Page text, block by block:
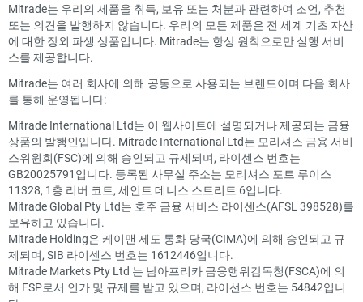
Mitrade는 우리의 제품을 취득, 보유 또는 처분과 관련하여 조언, 추천
또는 의견을 발행하지 않습니다. 우리의 모든 제품은 전 세계 기초 자산
에 대한 장외 파생 상품입니다. Mitrade는 항상 원칙으로만 실행 서비
스를 제공합니다.
Mitrade는 여러 회사에 의해 공동으로 사용되는 브랜드이며 다음 회사
를 통해 운영됩니다:
Mitrade International Ltd는 이 웹사이트에 설명되거나 제공되는 금융
상품의 발행인입니다. Mitrade International Ltd는 모리셔스 금융 서비
스위원회(FSC)에 의해 승인되고 규제되며, 라이센스 번호는
GB20025791입니다. 등록된 사무실 주소는 모리셔스 포트 루이스
11328, 1층 리버 코트, 세인트 데니스 스트리트 6입니다.
Mitrade Global Pty Ltd는 호주 금융 서비스 라이센스(AFSL 398528)를
보유하고 있습니다.
Mitrade Holding은 케이맨 제도 통화 당국(CIMA)에 의해 승인되고 규
제되며, SIB 라이센스 번호는 1612446입니다.
Mitrade Markets Pty Ltd 는 남아프리카 금융행위감독청(FSCA)에 의
해 FSP로서 인가 및 규제를 받고 있으며, 라이선스 번호는 54842입니